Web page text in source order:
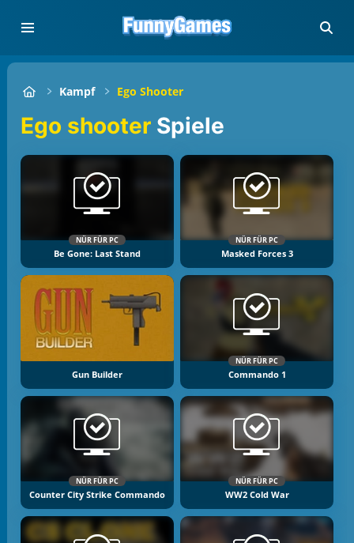
Kampf Ego Shooter
Ego shooter Spiele
NÜR FÜR PC
Be Gone: Last Stand
NÜR FÜR PC
Masked Forces 3
Gun Builder
NÜR FÜR PC
Commando 1
NÜR FÜR PC
Counter City Strike Commando
NÜR FÜR PC
WW2 Cold War